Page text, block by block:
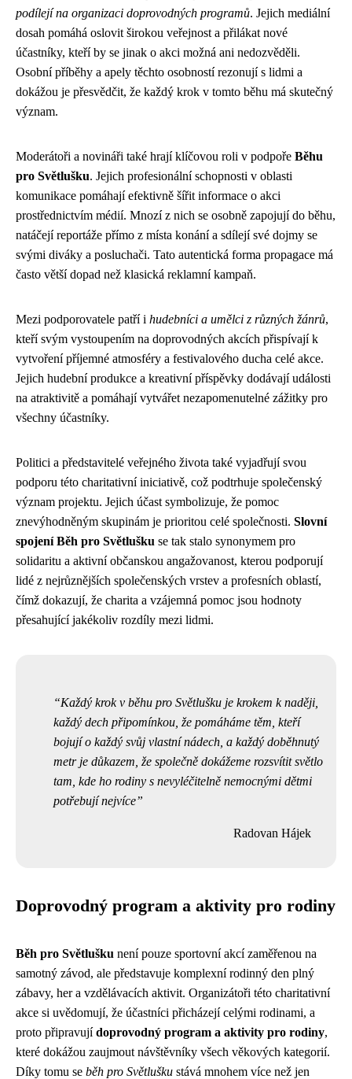
podílejí na organizaci doprovodných programů. Jejich mediální
dosah pomáhá oslovit širokou veřejnost a přilákat nové
účastníky, kteří by se jinak o akci možná ani nedozvěděli.
Osobní příběhy a apely těchto osobností rezonují s lidmi a
dokážou je přesvědčit, že každý krok v tomto běhu má skutečný
význam.
Moderátoři a novináři také hrají klíčovou roli v podpoře Běhu
pro Světlušku. Jejich profesionální schopnosti v oblasti
komunikace pomáhají efektivně šířit informace o akci
prostřednictvím médií. Mnozí z nich se osobně zapojují do běhu,
natáčejí reportáže přímo z místa konání a sdílejí své dojmy se
svými diváky a posluchači. Tato autentická forma propagace má
často větší dopad než klasická reklamní kampaň.
Mezi podporovatele patří i hudebníci a umělci z různých žánrů,
kteří svým vystoupením na doprovodných akcích přispívají k
vytvoření příjemné atmosféry a festivalového ducha celé akce.
Jejich hudební produkce a kreativní příspěvky dodávají události
na atraktivitě a pomáhají vytvářet nezapomenutelné zážitky pro
všechny účastníky.
Politici a představitelé veřejného života také vyjadřují svou
podporu této charitativní iniciativě, což podtrhuje společenský
význam projektu. Jejich účast symbolizuje, že pomoc
znevýhodněným skupinám je prioritou celé společnosti. Slovní
spojení Běh pro Světlušku se tak stalo synonymem pro
solidaritu a aktivní občanskou angažovanost, kterou podporují
lidé z nejrůznějších společenských vrstev a profesních oblastí,
čímž dokazují, že charita a vzájemná pomoc jsou hodnoty
přesahující jakékoliv rozdíly mezi lidmi.
Každý krok v běhu pro Světlušku je krokem k naději,
každý dech připomínkou, že pomáháme těm, kteří
bojují o každý svůj vlastní nádech, a každý doběhnutý
metr je důkazem, že společně dokážeme rozsvítit světlo
tam, kde ho rodiny s nevyléčitelně nemocnými dětmi
potřebují nejvíce
Radovan Hájek
Doprovodný program a aktivity pro rodiny
Běh pro Světlušku není pouze sportovní akcí zaměřenou na
samotný závod, ale představuje komplexní rodinný den plný
zábavy, her a vzdělávacích aktivit. Organizátoři této charitativní
akce si uvědomují, že účastníci přicházejí celými rodinami, a
proto připravujídoprovodný program a aktivity pro rodiny,
které dokážou zaujmout návštěvníky všech věkových kategorií.
Díky tomu se běh pro Světlušku stává mnohem více než jen